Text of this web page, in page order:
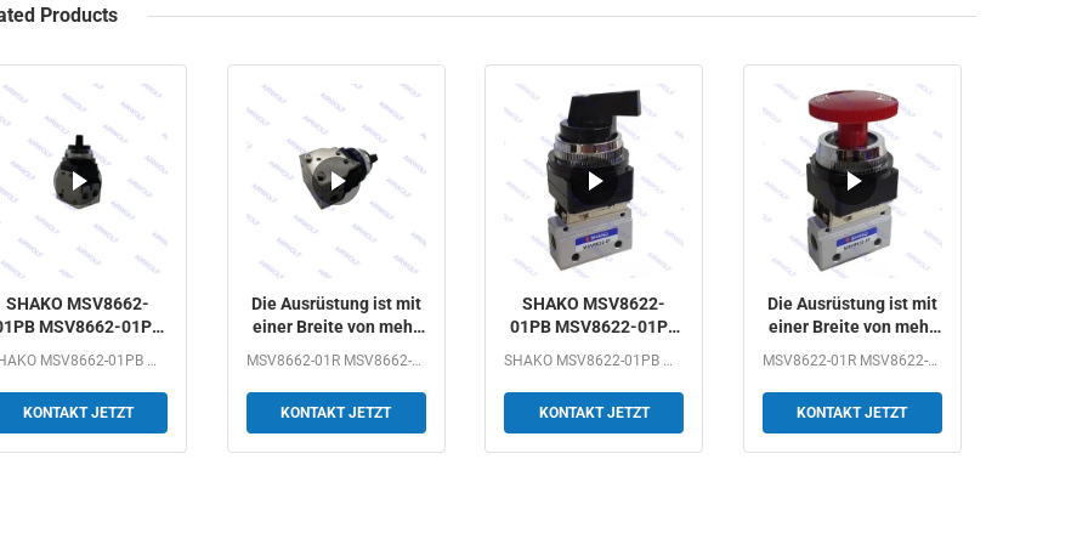
Products
SHAKO MSV8662-
MSV8662-01PP
Mechanisches
Ventil 1/8"
SHAKO MSV8662-01PB MSV8662-01PP MSV8662-01PPL...
KONTAKT JETZT
Die Ausrüstung ist mit
einer Breite von mehr
mm.
MSV8662-01R MSV8662-01TB MSV8662-01LB MSV8662-01RL SHAKO...
KONTAKT JETZT
SHAKO MSV8622-
01PB MSV8622-01PP
Wege Mechanische
Ventil 1/8"
SHAKO MSV8622-01PB MSV8622-01PP MSV8622-01PPL...
KONTAKT JETZT
Die Ausrüstung ist mit
einer Breite von mehr
mm.
MSV8622-01R MSV8622-01TB MSV8622-01LB MSV8622-01RL SHAKO...
KONTAKT JETZT